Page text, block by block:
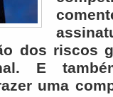
dos riscos
E
uma